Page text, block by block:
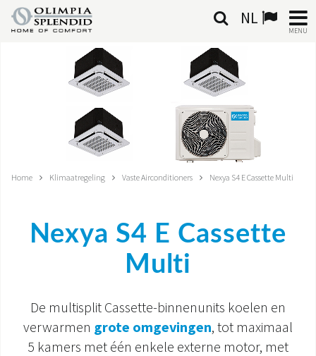
NL
MENU
KLIMAATREGELING
GEÏNTEGREERDE SYSTEMEN
WERELD OS
DOCUMENTATIE PRODUCTEN
Home Klimaatregeling Vaste Airconditioners Nexya S4 E Cassette Multi
Nexya S4 E Cassette
Multi
De multisplit Cassette-binnenunits koelen en
verwarmen grote omgevingen, tot maximaal
5 kamers met één enkele externe motor, met